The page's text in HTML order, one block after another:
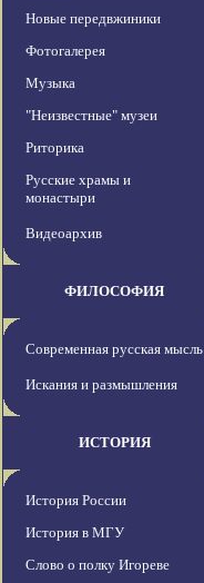
Новые передвжиники
Фотогалерея
Музыка
"Неизвестные" музеи
Риторика
Русские храмы и
монастыри
Видеоархив
ФИЛОСОФИЯ
Современная русская мысль
Искания и размышления
ИСТОРИЯ
История России
История в МГУ
Слово о полку Игореве